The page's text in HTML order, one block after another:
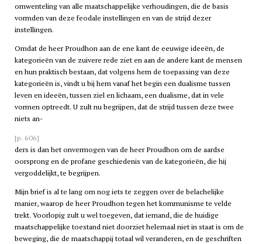
omwenteling van alle maatschappelijke verhoudingen, die de basis
vormden van deze feodale instellingen en van de strijd dezer
instellingen.
Omdat de heer Proudhon aan de ene kant de eeuwige ideeën, de
kategorieën van de zuivere rede ziet en aan de andere kant de mensen
en hun praktisch bestaan, dat volgens hem de toepassing van deze
kategorieën is, vindt u bij hem vanaf het begin een dualisme tussen
leven en ideeën, tussen ziel en lichaam, een dualisme, dat in vele
vormen optreedt. U zult nu begrijpen, dat de strijd tussen deze twee
niets an-
[p. 606]
ders is dan het onvermogen van de heer Proudhon om de aardse
oorsprong en de profane geschiedenis van de kategorieën, die hij
vergoddelijkt, te begrijpen.
Mijn brief is al te lang om nog iets te zeggen over de belachelijke
manier, waarop de heer Proudhon tegen het kommunisme te velde
trekt. Voorlopig zult u wel toegeven, dat iemand, die de huidige
maatschappelijke toestand niet doorziet helemaal niet in staat is om de
beweging, die de maatschappij totaal wil veranderen, en de geschriften